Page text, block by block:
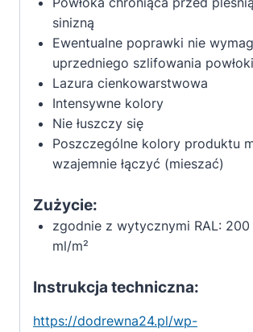
sinizną
Ewentualne poprawki nie
uprzedniego szlifowania powłoki
Lazura cienkowarstwowa
Intensywne kolory
Nie łuszczy się
Poszczególne kolory produktu
wzajemnie łączyć (mieszać)
Zużycie:
zgodnie z wytycznymi RAL: 200
ml/m²
Instrukcja techniczna:
https://dodrewna24.pl/wp-